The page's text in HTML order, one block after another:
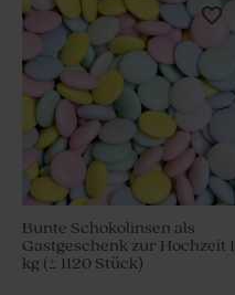
Bunte Schokolinsen als
Gastgeschenk zur Hochzeit 1
kg (± 1120 Stück)